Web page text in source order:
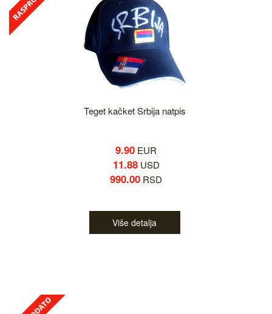
Teget kačket Srbija natpis
9.90 EUR
11.88USD
990.00 RSD
Više detalja